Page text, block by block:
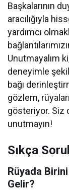
Başkalarının
aracılığıyla
yardımcı
Unutmayalım
deneyimle
bağı
gözlem,
gösteriyor. Siz
unutmayın!
Sıkça
Rüyada Birini
Gelir?